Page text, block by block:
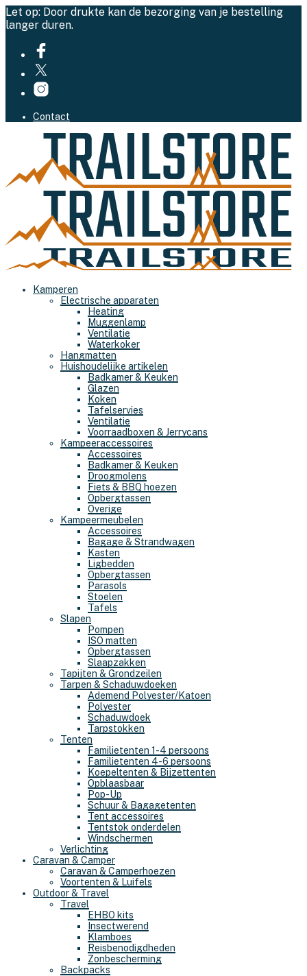
Let op: Door drukte kan de bezorging van je bestelling
langer duren.
Contact
Kamperen
Electrische apparaten
Heating
Muggenlamp
Ventilatie
Waterkoker
Hangmatten
Huishoudelijke artikelen
Badkamer & Keuken
Glazen
Koken
Tafelservies
Ventilatie
Voorraadboxen & Jerrycans
Kampeeraccessoires
Accessoires
Badkamer & Keuken
Droogmolens
Fiets & BBQ hoezen
Opbergtassen
Overige
Kampeermeubelen
Accessoires
Bagage & Strandwagen
Kasten
Ligbedden
Opbergtassen
Parasols
Stoelen
Tafels
Slapen
Pompen
ISO matten
Opbergtassen
Slaapzakken
Tapijten & Grondzeilen
Tarpen & Schaduwdoeken
Ademend Polyester/Katoen
Polyester
Schaduwdoek
Tarpstokken
Tenten
Familietenten 1-4 persoons
Familietenten 4-6 persoons
Koepeltenten & Bijzettenten
Opblaasbaar
Pop-Up
Schuur & Bagagetenten
Tent accessoires
Tentstok onderdelen
Windschermen
Verlichting
Caravan & Camper
Caravan & Camperhoezen
Voortenten & Luifels
Outdoor & Travel
Travel
EHBO kits
Insectwerend
Klamboes
Reisbenodigdheden
Zonbescherming
Backpacks